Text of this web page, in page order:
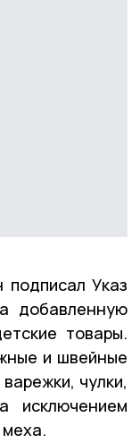
Указ
добавленную
товары.
и швейные
чулки,
исключением
меха.